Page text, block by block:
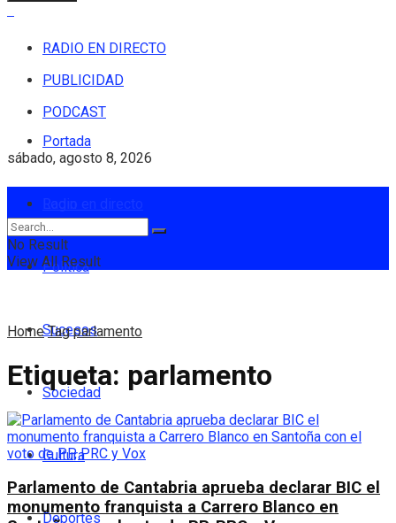
RADIO EN DIRECTO
PUBLICIDAD
PODCAST
sábado, agosto 8, 2026
Portada
Política
Sucesos
Sociedad
Cultura
Deportes
No Result
View All Result
Home Tag parlamento
Etiqueta: parlamento
Parlamento de Cantabria aprueba declarar BIC el
monumento franquista a Carrero Blanco en